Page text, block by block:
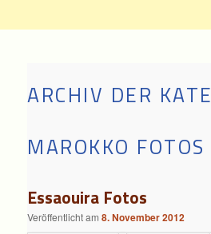
ARCHIV DER
MAROKKO FOTOS
Essaouira Fotos
Veröffentlicht am8. November 2012